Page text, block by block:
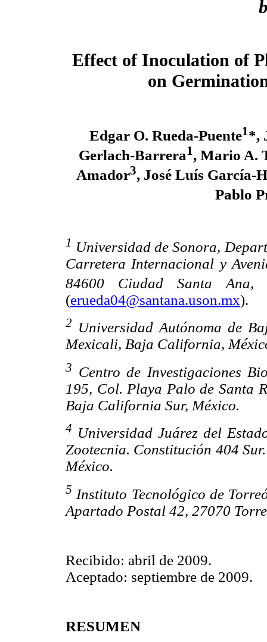
Effect of Inoculation of
on
Edgar O. Rueda-Puente1 *,
Gerlach-Barrera1, Mario A.
Amador3, José Luís García-
Pablo
1 Universidad de Sonora,
Carretera Internacional y
84600 Ciudad Santa
(erueda04@santana.uson.mx).
2 Universidad Autónoma de
Mexicali, Baja California,
3 Centro de Investigaciones
195, Col. Playa Palo de Santa
Baja California Sur, México.
4 Universidad Juárez del
Zootecnia. Constitución 404
México.
5 Instituto Tecnológico de
Apartado Postal 42, 27070
Recibido: abril de 2009.
Aceptado: septiembre de 2009.
RESUMEN